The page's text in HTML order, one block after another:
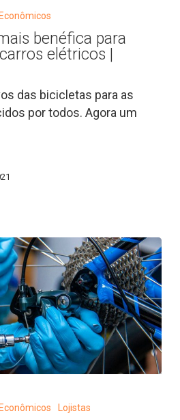
benéfica para
elétricos |
das bicicletas para as
por todos. Agora um
Lojistas